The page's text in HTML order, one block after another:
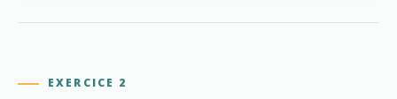
EXERCICE 2